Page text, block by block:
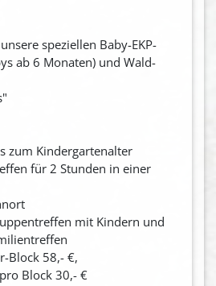
speziellen Baby-EKP-
ab 6 Monaten) und Wald-
zum Kindergartenalter
für 2 Stunden in einer
mit Kindern und
Block 58,- €,
Block 30,- €